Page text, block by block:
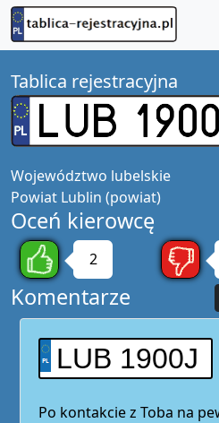
Tablica rejestracyjna
Województwo lubelskie
Powiat Lublin (powiat)
Oceń kierowcę
2
Komentarze
LUB 1900J
Po kontakcie z Toba na